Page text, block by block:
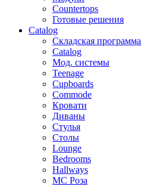
Countertops
Готовые решения
Catalog
Складская программа
Catalog
Мод. системы
Teenage
Cupboards
Commode
Кровати
Диваны
Стулья
Столы
Lounge
Bedrooms
Hallways
МС Роза